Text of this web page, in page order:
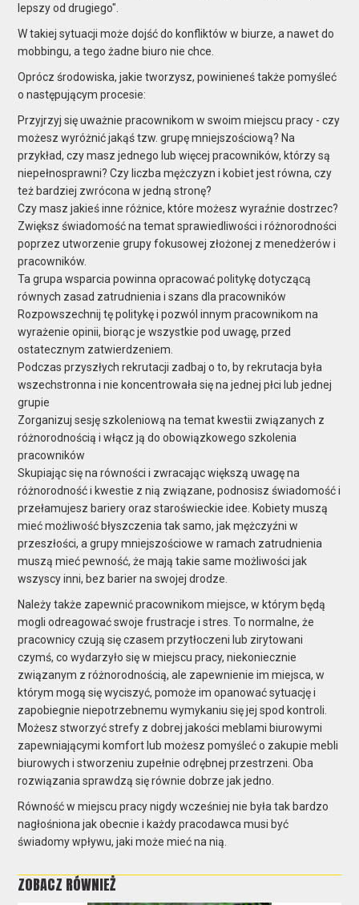
lepszy od drugiego".
W takiej sytuacji może dojść do konfliktów w biurze, a nawet do
mobbingu, a tego żadne biuro nie chce.
Oprócz środowiska, jakie tworzysz, powinieneś także pomyśleć
o następującym procesie:
Przyjrzyj się uważnie pracownikom w swoim miejscu pracy - czy
możesz wyróżnić jakąś tzw. grupę mniejszościową? Na
przykład, czy masz jednego lub więcej pracowników, którzy są
niepełnosprawni? Czy liczba mężczyzn i kobiet jest równa, czy
też bardziej zwrócona w jedną stronę?
Czy masz jakieś inne różnice, które możesz wyraźnie dostrzec?
Zwiększ świadomość na temat sprawiedliwości i różnorodności
poprzez utworzenie grupy fokusowej złożonej z menedżerów i
pracowników.
Ta grupa wsparcia powinna opracować politykę dotyczącą
równych zasad zatrudnienia i szans dla pracowników
Rozpowszechnij tę politykę i pozwól innym pracownikom na
wyrażenie opinii, biorąc je wszystkie pod uwagę, przed
ostatecznym zatwierdzeniem.
Podczas przyszłych rekrutacji zadbaj o to, by rekrutacja była
wszechstronna i nie koncentrowała się na jednej płci lub jednej
grupie
Zorganizuj sesję szkoleniową na temat kwestii związanych z
różnorodnością i włącz ją do obowiązkowego szkolenia
pracowników
Skupiając się na równości i zwracając większą uwagę na
różnorodność i kwestie z nią związane, podnosisz świadomość i
przełamujesz bariery oraz staroświeckie idee. Kobiety muszą
mieć możliwość błyszczenia tak samo, jak mężczyźni w
przeszłości, a grupy mniejszościowe w ramach zatrudnienia
muszą mieć pewność, że mają takie same możliwości jak
wszyscy inni, bez barier na swojej drodze.
Należy także zapewnić pracownikom miejsce, w którym będą
mogli odreagować swoje frustracje i stres. To normalne, że
pracownicy czują się czasem przytłoczeni lub zirytowani
czymś, co wydarzyło się w miejscu pracy, niekoniecznie
związanym z różnorodnością, ale zapewnienie im miejsca, w
którym mogą się wyciszyć, pomoże im opanować sytuację i
zapobiegnie niepotrzebnemu wymykaniu się jej spod kontroli.
Możesz stworzyć strefy z dobrej jakości meblami biurowymi
zapewniającymi komfort lub możesz pomyśleć o zakupie mebli
biurowych i stworzeniu zupełnie odrębnej przestrzeni. Oba
rozwiązania sprawdzą się równie dobrze jak jedno.
Równość w miejscu pracy nigdy wcześniej nie była tak bardzo
nagłośniona jak obecnie i każdy pracodawca musi być
świadomy wpływu, jaki może mieć na nią.
ZOBACZ RÓWNIEŻ